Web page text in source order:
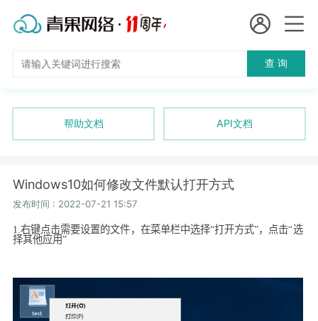
国
短效代理
隧道代理
长效代理
进入控制台
退出
查 询
帮助文档 API文档
Windows10如何修改文件默认打开方式
发布时间 : 2022-07-21 15:57
1. 右键点击需要设置的文件，在菜单栏中选择“打开方式”，点击“选
择其他应用”